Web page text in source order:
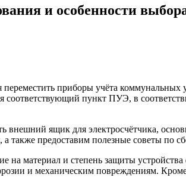
и особенности
приборы учёта
соответствующий пункт ПУЭ, в
внешний ящик для электросчётчика,
также предоставим полезные советы по
на материал и степень защиты
и механическим повреждениям.